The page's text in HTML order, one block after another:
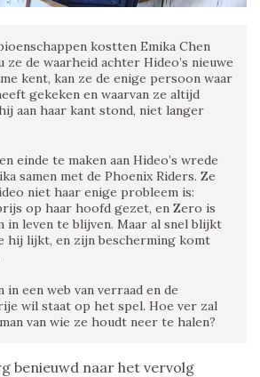
kostten Emika Chen
ze de waarheid achter Hideo’s nieuwe
kent, kan ze de enige persoon waar
gekeken en waarvan ze altijd
aan haar kant stond, niet langer
einde te maken aan Hideo’s wrede
samen met de Phoenix Riders. Ze
niet haar enige probleem is:
op haar hoofd gezet, en Zero is
in leven te blijven. Maar al snel blijkt
hij lijkt, en zijn bescherming komt
in een web van verraad en de
wil staat op het spel. Hoe ver zal
van wie ze houdt neer te halen?
benieuwd naar het vervolg